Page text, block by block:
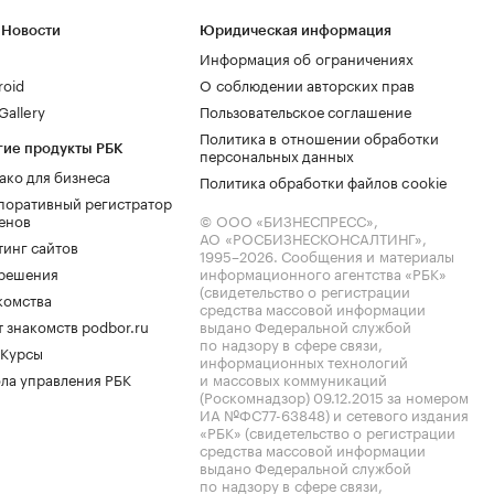
продукты РБК
для бизнеса
регистратор
сайтов
знакомств podbor.ru
управления РБК
Юридическая информация
Информация об ограничениях
О соблюдении авторских прав
Пользовательское соглашение
Политика в отношении обработки
персональных данных
Политика обработки файлов cookie
© ООО «БИЗНЕСПРЕСС»,
АО «РОСБИЗНЕСКОНСАЛТИНГ»,
1995–2026. Сообщения и материалы
информационного агентства «РБК»
(свидетельство о регистрации
средства массовой информации
выдано Федеральной службой
по надзору в сфере связи,
информационных технологий
и массовых коммуникаций
(Роскомнадзор) 09.12.2015 за номером
ИА №ФС77-63848) и сетевого издания
«РБК» (свидетельство о регистрации
средства массовой информации
выдано Федеральной службой
по надзору в сфере связи,